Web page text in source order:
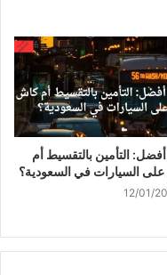
أفضل: التأمين بالتقسيط أم
السيارات في السعودية؟
12/01/